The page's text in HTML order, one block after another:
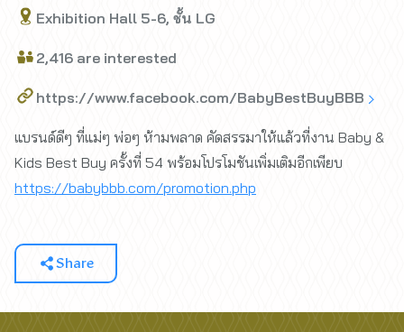
Exhibition Hall 5-6, ชั้น LG
2,416 are interested
https://www.facebook.com/BabyBestBuyBBB
แบรนด์ดีๆ ที่แม่ๆ พ่อๆ ห้ามพลาด คัดสรรมาให้แล้วที่งาน Baby &
Kids Best Buy ครั้งที่ 54 พร้อมโปรโมชันเพิ่มเติมอีกเพียบ
https://babybbb.com/promotion.php
Share